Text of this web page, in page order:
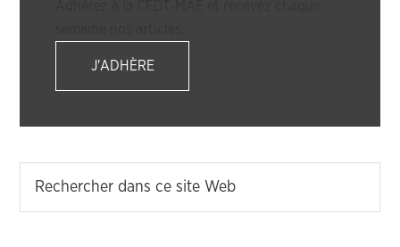
J'ADHÈRE